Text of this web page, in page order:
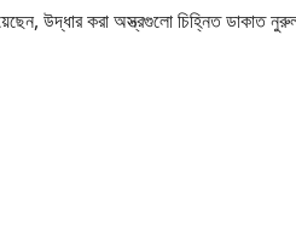
উদ্ধার করা অস্ত্রগুলো চিহ্নিত ডাকাত